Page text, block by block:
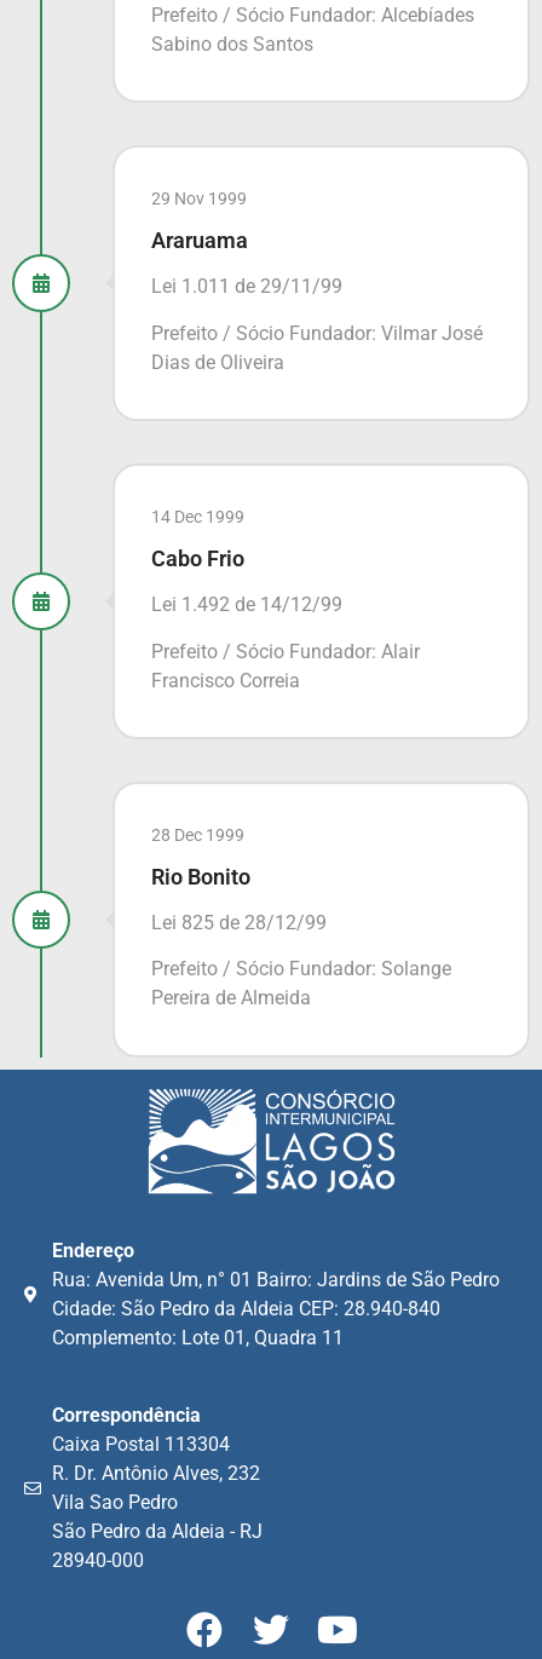
Prefeito / Sócio Fundador: Alcebíades
Sabino dos Santos
29 Nov 1999
Araruama
Lei 1.011 de 29/11/99
Prefeito / Sócio Fundador: Vilmar José
Dias de Oliveira
14 Dec 1999
Cabo Frio
Lei 1.492 de 14/12/99
Prefeito / Sócio Fundador: Alair
Francisco Correia
28 Dec 1999
Rio Bonito
Lei 825 de 28/12/99
Prefeito / Sócio Fundador: Solange
Pereira de Almeida
Endereço
Rua: Avenida Um, n° 01 Bairro: Jardins de São Pedro
Cidade: São Pedro da Aldeia CEP: 28.940-840
Complemento: Lote 01, Quadra 11
Correspondência
Caixa Postal 113304
R. Dr. Antônio Alves, 232
Vila Sao Pedro
São Pedro da Aldeia - RJ
28940-000